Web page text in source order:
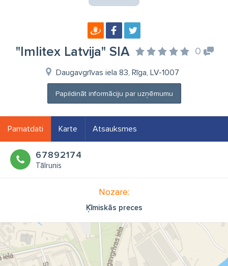
"Imlitex Latvija" SIA 0
Daugavgrīvas iela 83, Rīga, LV-1007
Papildināt informāciju par uzņēmumu
Pamatdati Karte Atsauksmes
67892174
Tālrunis
Nozare:
Ķīmiskās preces